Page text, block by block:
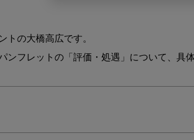
院
に
トの大橋高広です。
ンフレットの「評価・処遇」について、具